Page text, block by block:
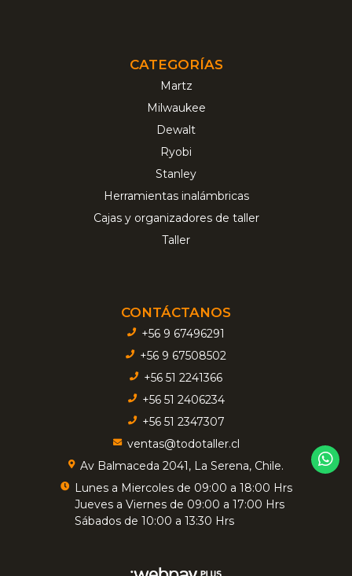
CATEGORÍAS
Martz
Milwaukee
Dewalt
Ryobi
Stanley
Herramientas inalámbricas
Cajas y organizadores de taller
Taller
CONTÁCTANOS
+56 9 67496291
+56 9 67508502
+56 51 2241366
+56 51 2406234
+56 51 2347307
ventas@todotaller.cl
Av Balmaceda 2041, La Serena, Chile.
Lunes a Miercoles de 09:00 a 18:00 Hrs
Jueves a Viernes de 09:00 a 17:00 Hrs
Sábados de 10:00 a 13:30 Hrs